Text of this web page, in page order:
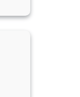
ressources